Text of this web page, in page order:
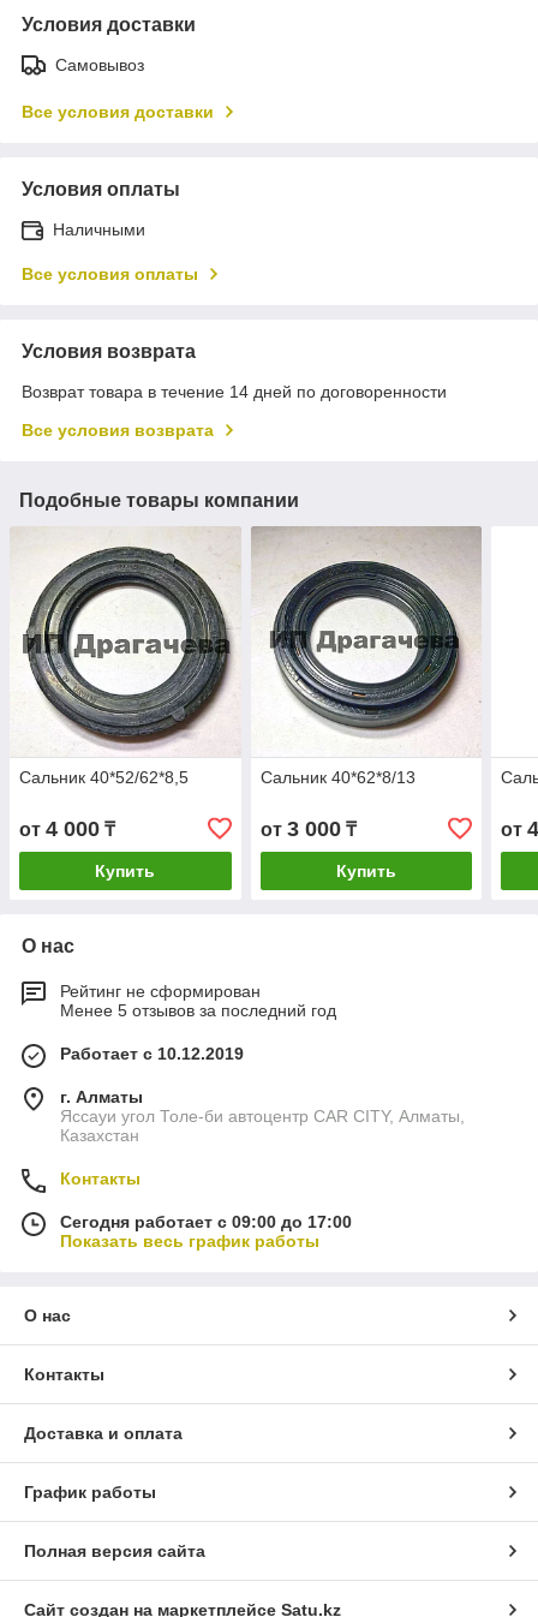
Условия доставки
Самовывоз
Все условия доставки
Условия оплаты
Наличными
Все условия оплаты
Условия возврата
Возврат товара в течение 14 дней по договоренности
Все условия возврата
Подобные товары компании
Сальник 40*52/62*8,5
от 4 000 ₸
Купить
Сальник 40*62*8/13
от 3 000₸
Купить
от
О нас
Рейтинг не сформирован
Менее 5 отзывов за последний год
Работает с 10.12.2019
г. Алматы
Яссауи угол Толе-би автоцентр CAR CITY, Алматы,
Казахстан
Контакты
Сегодня работает с 09:00 до 17:00
Показать весь график работы
О нас
Контакты
Доставка и оплата
График работы
Полная версия сайта
Сайт создан на маркетплейсе Satu.kz